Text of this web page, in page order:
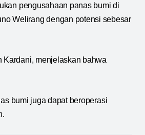
pengusahaan panas bumi di
Welirang dengan potensi sebesar
Kardani, menjelaskan bahwa
bumi juga dapat beroperasi
.